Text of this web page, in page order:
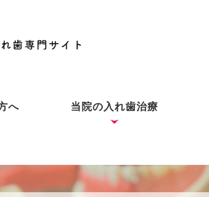
へ 当院の入れ歯治療